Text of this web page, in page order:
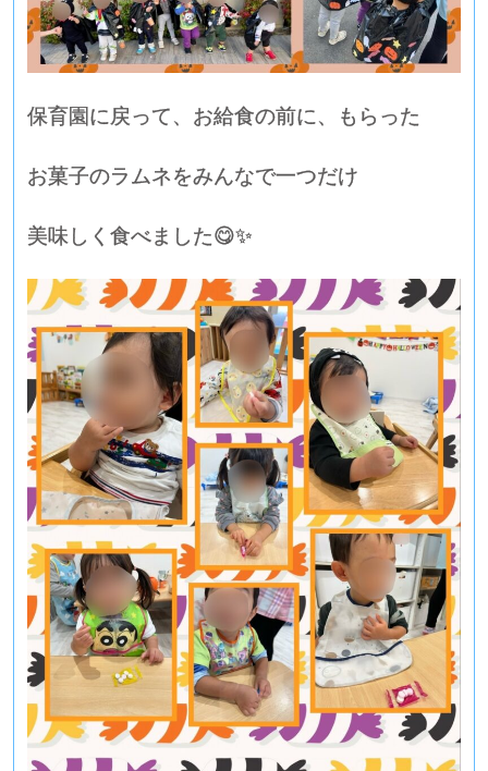
保育園に戻って、お給食の前に、もらった
お菓子のラムネをみんなで一つだけ
美味しく食べました😋✨